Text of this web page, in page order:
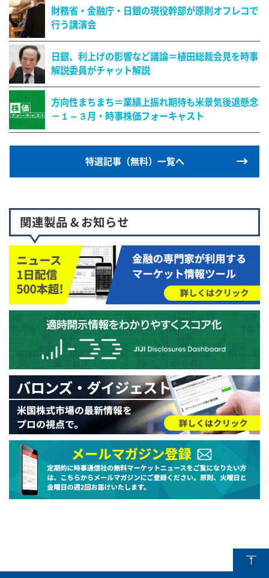
財務省・金融庁・日銀の現役幹部が原則オフレコで
行う講演会
日銀、利上げの影響など議論＝植田総裁会見を時事
解説委員がチャット解説
方向性まちまち＝業績上振れ期待も米景気後退懸念
－１～３月・時事株価フォーキャスト
特選記事（無料）一覧へ
関連製品 & お知らせ